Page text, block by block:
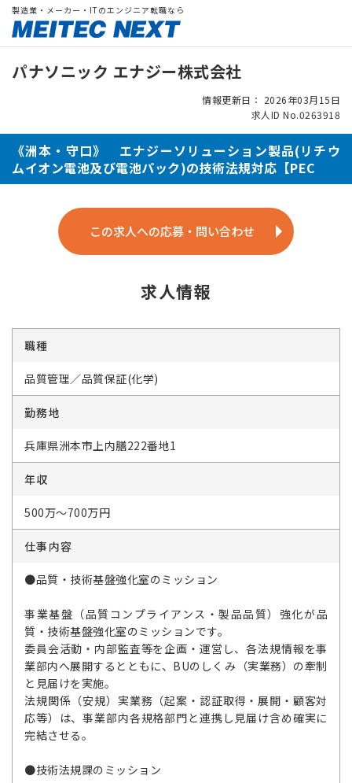
製造業・メーカー・ITのエンジニア転職なら
パナソニック エナジー株式会社
情報更新日： 2026年03月15日
求人ID No.0263918
《洲本・守口》 エナジーソリューション製品(リチウ
ムイオン電池及び電池パック)の技術法規対応【PEC
この求人への応募・問い合わせ
求人情報
職種
品質管理／品質保証(化学)
勤務地
兵庫県洲本市上内膳222番地1
年収
500万～700万円
仕事内容
●品質・技術基盤強化室のミッション
事業基盤（品質コンプライアンス・製品品質）強化が品
質・技術基盤強化室のミッションです。
委員会活動・内部監査等を企画・運営し、各法規情報を事
業部内へ展開するとともに、BUのしくみ（実業務）の牽制
と見届けを実施。
法規関係（安規）実業務（起案・認証取得・展開・顧客対
応等）は、事業部内各規格部門と連携し見届け含め確実に
完結させる。
●技術法規課のミッション